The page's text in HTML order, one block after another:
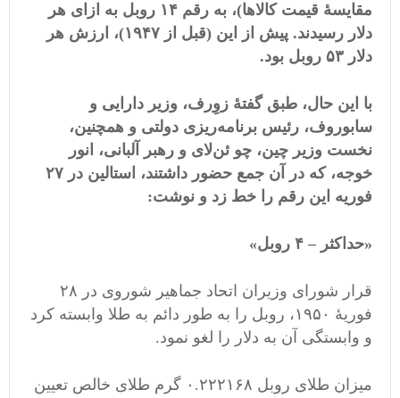
مقایسۀ قیمت کالاها)، به رقم ۱۴ روبل به ازای هر
دلار رسیدند. پیش از این (قبل از ۱۹۴۷)، ارزش هر
دلار ۵۳ روبل بود.
با این حال، طبق گفتۀ زوِرف، وزیر دارایی و
سابوروف، رئیس برنامه‌ریزی دولتی و همچنین،
نخست وزیر چین، چو ئن‌لای و رهبر آلبانی، انور
خوجه، که در آن جمع حضور داشتند، استالین در ۲۷
فوریه این رقم را خط زد و نوشت:
«حداکثر – ۴ روبل»
قرار شورای وزیران اتحاد جماهیر شوروی در ۲۸
فوریۀ ۱۹۵۰، روبل را به طور دائم به طلا وابسته کرد
و وابستگی آن به دلار را لغو نمود.
میزان طلای روبل ۰.۲۲۲۱۶۸ گرم طلای خالص تعیین